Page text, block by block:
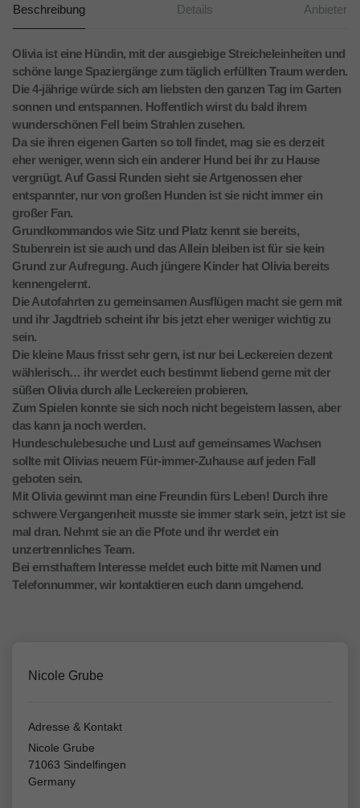
Beschreibung Details Anbieter
Olivia ist eine Hündin, mit der ausgiebige Streicheleinheiten und
schöne lange Spaziergänge zum täglich erfüllten Traum werden.
Die 4-jährige würde sich am liebsten den ganzen Tag im Garten
sonnen und entspannen. Hoffentlich wirst du bald ihrem
wunderschönen Fell beim Strahlen zusehen.
Da sie ihren eigenen Garten so toll findet, mag sie es derzeit
eher weniger, wenn sich ein anderer Hund bei ihr zu Hause
vergnügt. Auf Gassi Runden sieht sie Artgenossen eher
entspannter, nur von großen Hunden ist sie nicht immer ein
großer Fan.
Grundkommandos wie Sitz und Platz kennt sie bereits,
Stubenrein ist sie auch und das Allein bleiben ist für sie kein
Grund zur Aufregung. Auch jüngere Kinder hat Olivia bereits
kennengelernt.
Die Autofahrten zu gemeinsamen Ausflügen macht sie gern mit
und ihr Jagdtrieb scheint ihr bis jetzt eher weniger wichtig zu
sein.
Die kleine Maus frisst sehr gern, ist nur bei Leckereien dezent
wählerisch… ihr werdet euch bestimmt liebend gerne mit der
süßen Olivia durch alle Leckereien probieren.
Zum Spielen konnte sie sich noch nicht begeistern lassen, aber
das kann ja noch werden.
Hundeschulebesuche und Lust auf gemeinsames Wachsen
sollte mit Olivias neuem Für-immer-Zuhause auf jeden Fall
geboten sein.
Mit Olivia gewinnt man eine Freundin fürs Leben! Durch ihre
schwere Vergangenheit musste sie immer stark sein, jetzt ist sie
mal dran. Nehmt sie an die Pfote und ihr werdet ein
unzertrennliches Team.
Bei ernsthaftem Interesse meldet euch bitte mit Namen und
Telefonnummer, wir kontaktieren euch dann umgehend.
Nicole Grube
Adresse & Kontakt
Nicole Grube
71063 Sindelfingen
Germany